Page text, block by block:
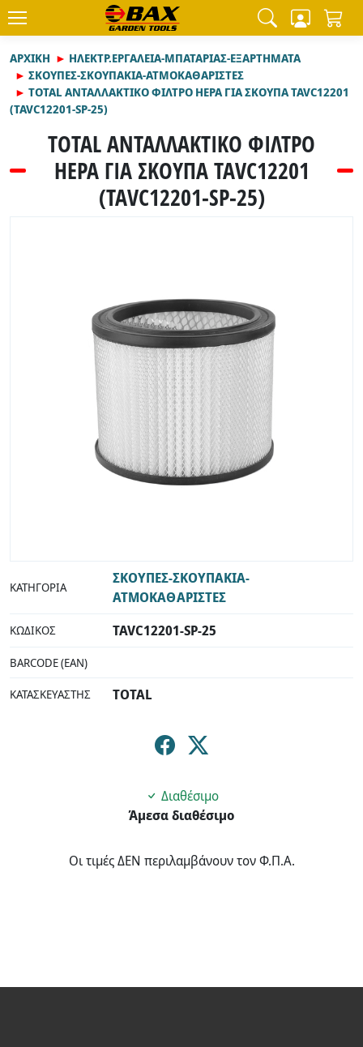
ΑΡΧΙΚΉ
ΗΛΕΚΤΡ.ΕΡΓΑΛΕΙΑ-ΜΠΑΤΑΡΙΑΣ-ΕΞΑΡΤΗΜΑΤΑ
ΣΚΟΥΠΕΣ-ΣΚΟΥΠΑΚΙΑ-ΑΤΜΟΚΑΘΑΡΙΣΤΕΣ
TOTAL ΑΝΤΑΛΛΑΚΤΙΚΟ ΦΙΛΤΡΟ HEPA ΓΙΑ ΣΚΟΥΠΑ TAVC12201
(TAVC12201-SP-25)
TOTAL ΑΝΤΑΛΛΑΚΤΙΚΟ ΦΙΛΤΡΟ
HEPA ΓΙΑ ΣΚΟΥΠΑ TAVC12201
(TAVC12201-SP-25)
ΚΑΤΗΓΟΡΊΑ
ΣΚΟΥΠΕΣ-ΣΚΟΥΠΑΚΙΑ-
ΑΤΜΟΚΑΘΑΡΙΣΤΕΣ
ΚΩΔΙΚΌΣ TAVC12201-SP-25
BARCODE (EAN)
ΚΑΤΑΣΚΕΥΑΣΤΉΣ TOTAL
Διαθέσιμο
Άμεσα διαθέσιμο
Οι τιμές ΔΕΝ περιλαμβάνουν τον Φ.Π.Α.